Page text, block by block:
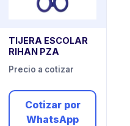
TIJERA ESCOLAR
RIHAN PZA
Precio a cotizar
Cotizar por
WhatsApp